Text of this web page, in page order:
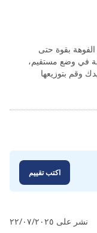
بقوة حتى
في وضع مستقيم،
وقم بتوزيعها
اكتب تقييم
نشر على ٢٢/٠٧/٢٠٢٥